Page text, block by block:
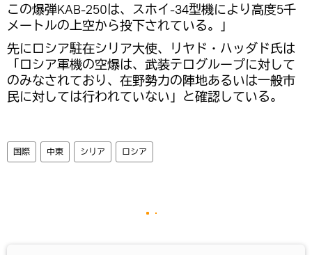
この爆弾KAB-250は、スホイ-34型機により高度5千
メートルの上空から投下されている。」
先にロシア駐在シリア大使、リヤド・ハッダド氏は
「ロシア軍機の空爆は、武装テログループに対して
のみなされており、在野勢力の陣地あるいは一般市
民に対しては行われていない」と確認している。
国際 中東 シリア ロシア